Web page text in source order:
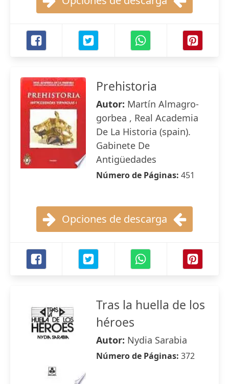
Prehistoria
Autor: Martín Almagro-
gorbea , Real Academia
De La Historia (spain).
Gabinete De
Antigüedades
Número de Páginas: 451
Opciones de descarga
Tras la huella de los
héroes
Autor: Nydia Sarabia
Número de Páginas: 372